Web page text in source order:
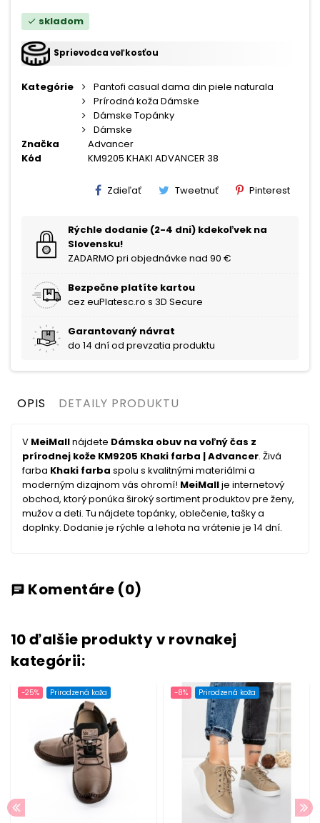
check skladom
Sprievodca veľkosťou
Kategórie
Pantofi casual dama din piele naturala
Prírodná koža Dámske
Dámske Topánky
Dámske
Značka
Advancer
Kód
KM9205 KHAKI ADVANCER 38
Zdieľať Tweetnuť Pinterest
Rýchle dodanie (2-4 dni) kdekoľvek na
Slovensku!
ZADARMO pri objednávke nad 90 €
Bezpečne platíte kartou
cez euPlatesc.ro s 3D Secure
Garantovaný návrat
do 14 dní od prevzatia produktu
OPIS DETAILY PRODUKTU
V MeiMallnájdete Dámska obuv na voľný čas z
prírodnej kože KM9205 Khaki farba | Advancer. Živá
farba Khaki farba spolu s kvalitnými materiálmi a
moderným dizajnom vás ohromí! MeiMallje internetový
obchod, ktorý ponúka široký sortiment produktov pre ženy,
mužov a deti. Tu nájdete topánky, oblečenie, tašky a
doplnky. Dodanie je rýchle a lehota na vrátenie je 14 dní.
chat Komentáre (0)
10 ďalšie produkty v rovnakej
kategórii:
-25% Prirodzená koža -8% Prirodzená koža